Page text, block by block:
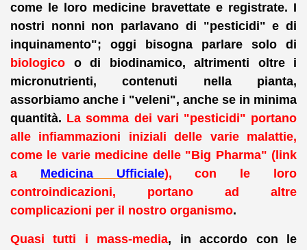
come le loro medicine bravettate e registrate. I
nostri nonni non parlavano di "pesticidi" e di
inquinamento"; oggi bisogna parlare solo di
biologico o di biodinamico, altrimenti oltre i
micronutrienti, contenuti nella pianta,
assorbiamo anche i "veleni", anche se in minima
quantità. La somma dei vari "pesticidi" portano
alle infiammazioni iniziali delle varie malattie,
come le varie medicine delle "Big Pharma" (link
a Medicina Ufficiale), con le loro
controindicazioni, portano ad altre
complicazioni per il nostro organismo.
Quasi tutti i mass-media, in accordo con le